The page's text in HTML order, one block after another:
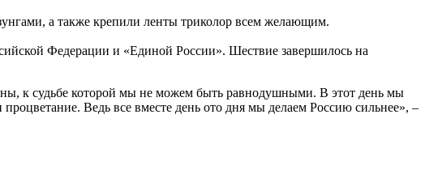
а также крепили ленты триколор всем желающим.
Федерации и «Единой России». Шествие завершилось на
к судьбе которой мы не можем быть равнодушными. В этот день мы
Ведь все вместе день ото дня мы делаем Россию сильнее», –